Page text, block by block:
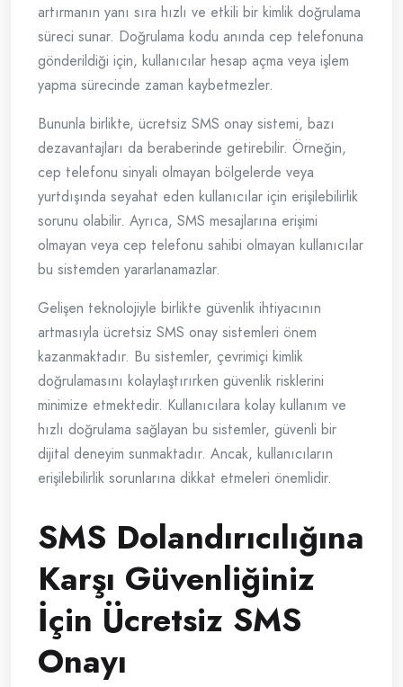
artırmanın yanı sıra hızlı ve etkili bir kimlik doğrulama
süreci sunar. Doğrulama kodu anında cep telefonuna
gönderildiği için, kullanıcılar hesap açma veya işlem
yapma sürecinde zaman kaybetmezler.
Bununla birlikte, ücretsiz SMS onay sistemi, bazı
dezavantajları da beraberinde getirebilir. Örneğin,
cep telefonu sinyali olmayan bölgelerde veya
yurtdışında seyahat eden kullanıcılar için erişilebilirlik
sorunu olabilir. Ayrıca, SMS mesajlarına erişimi
olmayan veya cep telefonu sahibi olmayan kullanıcılar
bu sistemden yararlanamazlar.
Gelişen teknolojiyle birlikte güvenlik ihtiyacının
artmasıyla ücretsiz SMS onay sistemleri önem
kazanmaktadır. Bu sistemler, çevrimiçi kimlik
doğrulamasını kolaylaştırırken güvenlik risklerini
minimize etmektedir. Kullanıcılara kolay kullanım ve
hızlı doğrulama sağlayan bu sistemler, güvenli bir
dijital deneyim sunmaktadır. Ancak, kullanıcıların
erişilebilirlik sorunlarına dikkat etmeleri önemlidir.
SMS Dolandırıcılığına
Karşı Güvenliğiniz
İçin Ücretsiz SMS
Onayı